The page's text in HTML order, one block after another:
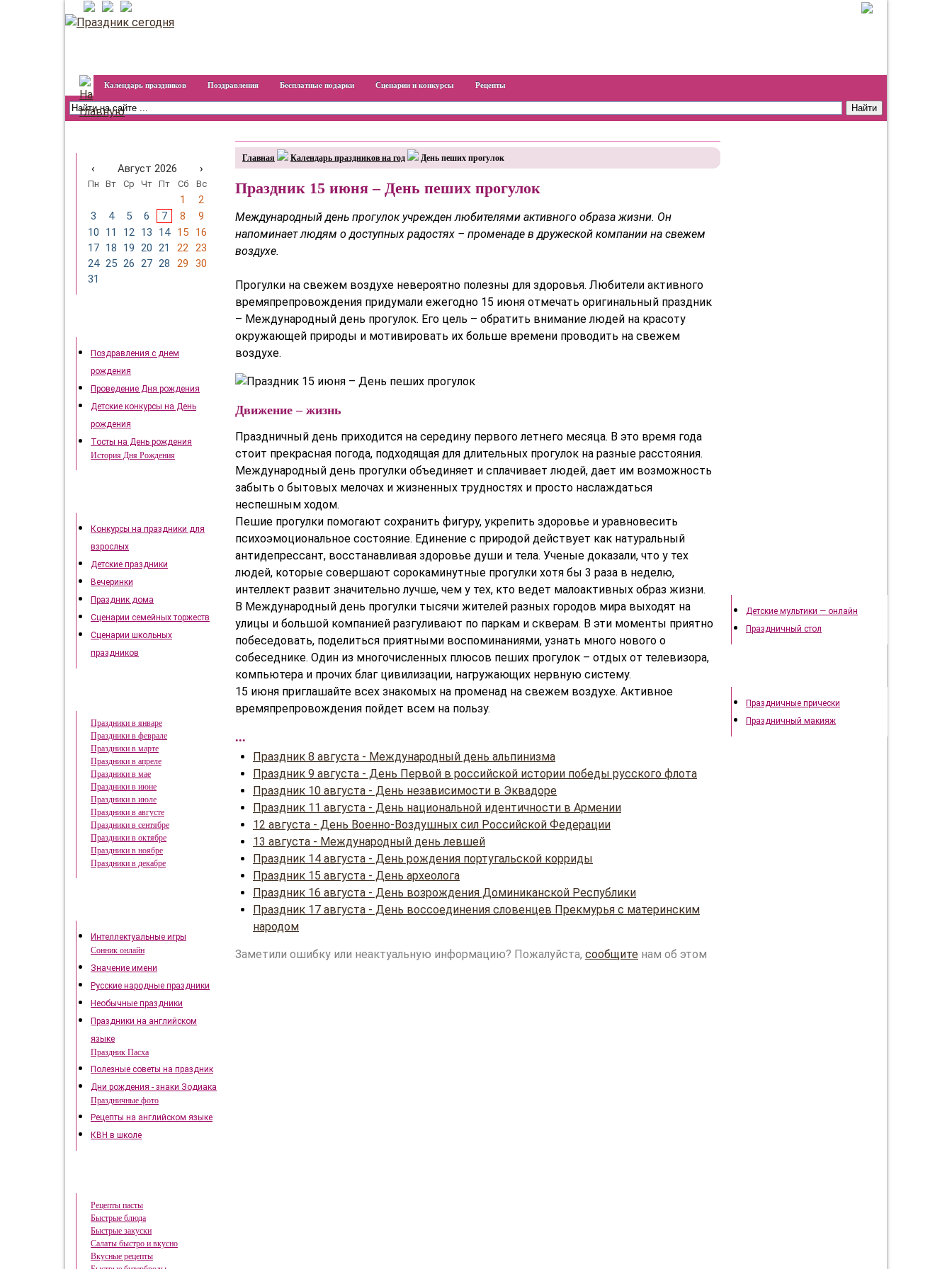
Календарь праздников Поздравления Бесплатные подарки Сценарии и конкурсы Рецепты
Главная Календарь праздников на год День пеших прогулок
Праздник 15 июня – День пеших прогулок
Международный день прогулок учрежден любителями активного образа жизни. Он
напоминает людям о доступных радостях – променаде в дружеской компании на свежем
воздухе.
Прогулки на свежем воздухе невероятно полезны для здоровья. Любители активного
времяпрепровождения придумали ежегодно 15 июня отмечать оригинальный праздник
– Международный день прогулок. Его цель – обратить внимание людей на красоту
окружающей природы и мотивировать их больше времени проводить на свежем
воздухе.
Движение – жизнь
Праздничный день приходится на середину первого летнего месяца. В это время года
стоит прекрасная погода, подходящая для длительных прогулок на разные расстояния.
Международный день прогулки объединяет и сплачивает людей, дает им возможность
забыть о бытовых мелочах и жизненных трудностях и просто наслаждаться
неспешным ходом.
Пешие прогулки помогают сохранить фигуру, укрепить здоровье и уравновесить
психоэмоциональное состояние. Единение с природой действует как натуральный
антидепрессант, восстанавливая здоровье души и тела. Ученые доказали, что у тех
людей, которые совершают сорокаминутные прогулки хотя бы 3 раза в неделю,
интеллект развит значительно лучше, чем у тех, кто ведет малоактивных образ жизни.
В Международный день прогулки тысячи жителей разных городов мира выходят на
улицы и большой компанией разгуливают по паркам и скверам. В эти моменты приятно
побеседовать, поделиться приятными воспоминаниями, узнать много нового о
собеседнике. Один из многочисленных плюсов пеших прогулок – отдых от телевизора,
компьютера и прочих благ цивилизации, нагружающих нервную систему.
15 июня приглашайте всех знакомых на променад на свежем воздухе. Активное
времяпрепровождения пойдет всем на пользу.
...
Праздник 8 августа - Международный день альпинизма
Праздник 9 августа - День Первой в российской истории победы русского флота
Праздник 10 августа - День независимости в Эквадоре
Праздник 11 августа - День национальной идентичности в Армении
12 августа - День Военно-Воздушных сил Российской Федерации
13 августа - Международный день левшей
Праздник 14 августа - День рождения португальской корриды
Праздник 15 августа - День археолога
Праздник 16 августа - День возрождения Доминиканской Республики
Праздник 17 августа - День воссоединения словенцев Прекмурья с материнским
народом
Заметили ошибку или неактуальную информацию? Пожалуйста, сообщите нам об этом
‹ Август 2026 ›
Пн Вт Ср Чт Пт Сб Вс
1
2
3
4 5 6 7 8
9
10
11 12 13 14 15
16
17 18 19 20 21 22 23
24 25 26 27 28 29
30
31
Поздравления с днем
рождения
Проведение Дня рождения
Детские конкурсы на День
рождения
Тосты на День рождения
История Дня Рождения
Конкурсы на праздники для
взрослых
Детские праздники
Вечеринки
Праздник дома
Сценарии семейных торжеств
Сценарии школьных
праздников
Праздники в январе
Праздники в феврале
Праздники в марте
Праздники в апреле
Праздники в мае
Праздники в июне
Праздники в июле
Праздники в августе
Праздники в сентябре
Праздники в октябре
Праздники в ноябре
Праздники в декабре
Интеллектуальные игры
Сонник онлайн
Значение имени
Русские народные праздники
Необычные праздники
Праздники на английском
языке
Праздник Пасха
Полезные советы на праздник
Дни рождения - знаки Зодиака
Праздничные фото
Рецепты на английском языке
КВН в школе
Рецепты пасты
Быстрые блюда
Быстрые закуски
Салаты быстро и вкусно
Вкусные рецепты
Детские мультики — онлайн
Праздничный стол
Праздничные прически
Праздничный макияж